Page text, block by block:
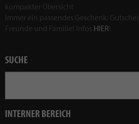
Immer ein passendes Geschenk:
Freunde und Familie! Infos HIER!
SUCHE
INTERNER BEREICH